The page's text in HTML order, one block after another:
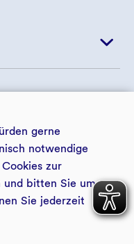
Datenschutzerklärung
Treuhand e.V.
GLS Treuhand
gerne
notwendige
zur
und bitten Sie um
Sie jederzeit